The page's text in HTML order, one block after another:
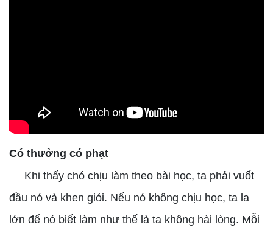
Có thưởng có phạt
Khi thấy chó chịu làm theo bài học, ta phải vuốt
đầu nó và khen giỏi. Nếu nó không chịu học, ta la
lớn để nó biết làm như thế là ta không hài lòng. Mỗi